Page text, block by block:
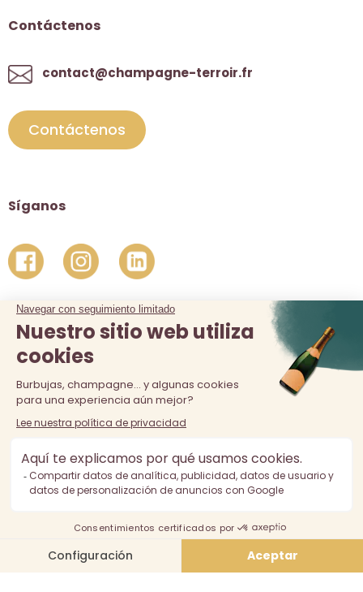
Contáctenos
contact@champagne-terroir.fr
Contáctenos
Síganos
La venta de alcohol está prohibida a los menores de 18 años.
El consumo excesivo de alcohol es perjudicial para la salud,